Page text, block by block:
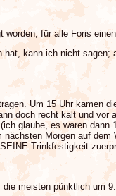
worden, für alle Foris
hat, kann ich nicht
Um 15 Uhr kamen
doch recht kalt und
glaube, es waren
Morgen auf
Trinkfestigkeit
meisten pünktlich um